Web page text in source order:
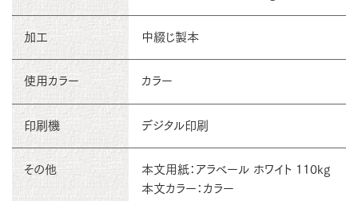
加工 中綴じ製本
使用カラー カラー
印刷機 デジタル印刷
その他
本文用紙：アラベール ホワイト 110kg
本文カラー：カラー